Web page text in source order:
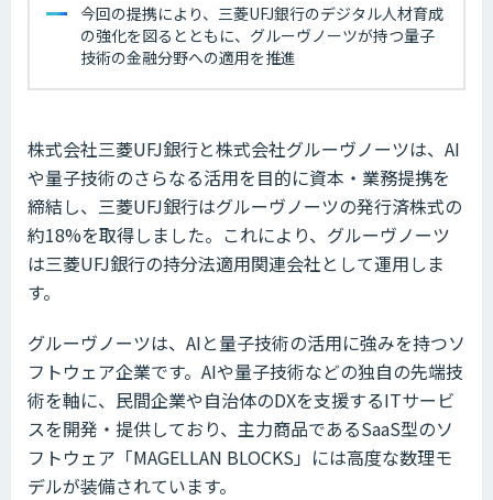
今回の提携により、三菱UFJ銀行のデジタル人材育成
の強化を図るとともに、グルーヴノーツが持つ量子
技術の金融分野への適用を推進
株式会社三菱UFJ銀行と株式会社グルーヴノーツは、AI
や量子技術のさらなる活用を目的に資本・業務提携を
締結し、三菱UFJ銀行はグルーヴノーツの発行済株式の
約18%を取得しました。これにより、グルーヴノーツ
は三菱UFJ銀行の持分法適用関連会社として運用しま
す。
グルーヴノーツは、AIと量子技術の活用に強みを持つソ
フトウェア企業です。AIや量子技術などの独自の先端技
術を軸に、民間企業や自治体のDXを支援するITサービ
スを開発・提供しており、主力商品であるSaaS型のソ
フトウェア「MAGELLAN BLOCKS」には高度な数理モ
デルが装備されています。